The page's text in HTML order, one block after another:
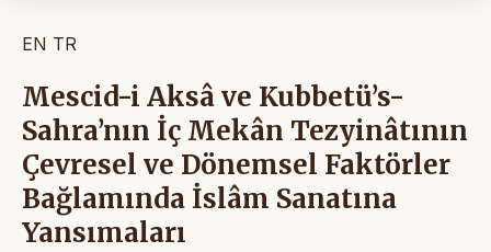
EN TR
Mescid-i Aksâ ve Kubbetü’s-
Sahra’nın İç Mekân Tezyinâtının
Çevresel ve Dönemsel Faktörler
Bağlamında İslâm Sanatına
Yansımaları